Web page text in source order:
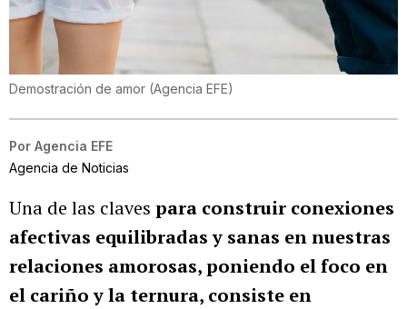
Demostración de amor (Agencia EFE)
Por Agencia EFE
Agencia de Noticias
Una de las claves para construir conexiones
afectivas equilibradas y sanas en nuestras
relaciones amorosas, poniendo el foco en
el cariño y la ternura, consiste en